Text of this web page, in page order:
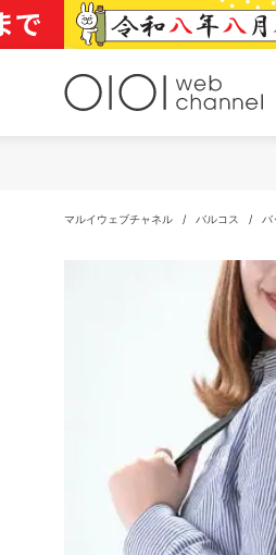
マルイウェブチャネル / バルコス / バ